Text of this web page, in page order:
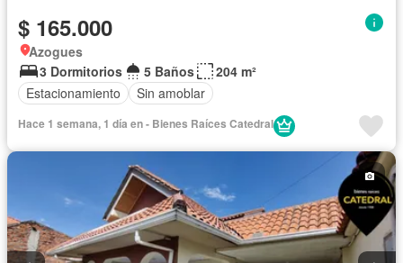
$ 165.000
Azogues
3 Dormitorios
5 Baños
204 m²
Estacionamiento
Sin amoblar
Hace 1 semana, 1 día en - Bienes Raíces Catedral